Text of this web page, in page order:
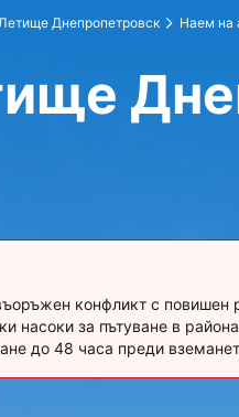
Днепропетровск Наем на
конфликт с повишен
насоки за пътуване в
до 48 часа преди